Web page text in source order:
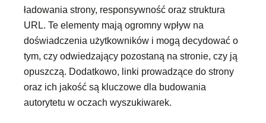
ładowania strony, responsywność oraz struktura
URL. Te elementy mają ogromny wpływ na
doświadczenia użytkowników i mogą decydować o
tym, czy odwiedzający pozostaną na stronie, czy ją
opuszczą. Dodatkowo, linki prowadzące do strony
oraz ich jakość są kluczowe dla budowania
autorytetu w oczach wyszukiwarek.